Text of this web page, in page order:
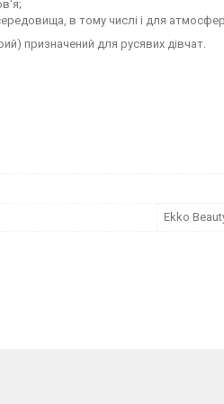
в тому числі і для
призначений для русявих дівчат.
Ekko